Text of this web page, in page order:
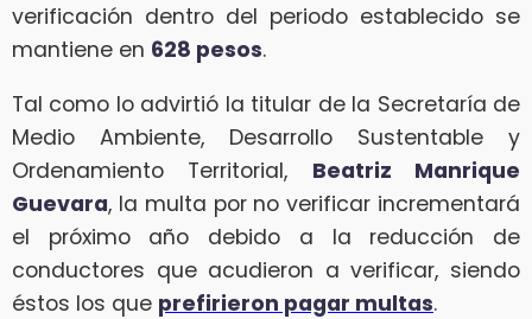
verificación dentro del periodo establecido se
mantiene en 628 pesos.
Tal como lo advirtió la titular de la Secretaría de
Medio Ambiente, Desarrollo Sustentable y
Ordenamiento Territorial, Beatriz Manrique
Guevara, la multa por no verificar incrementará
el próximo año debido a la reducción de
conductores que acudieron a verificar, siendo
éstos los que prefirieron pagar multas.